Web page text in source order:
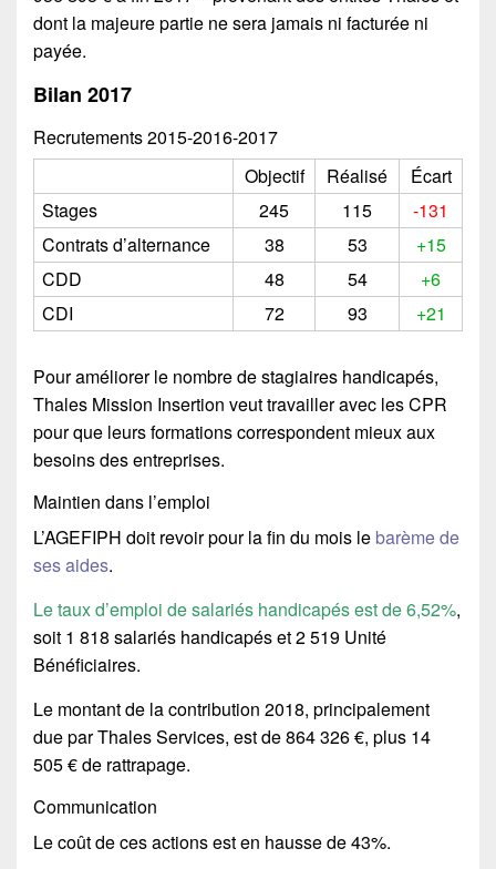
dont la majeure partie ne sera jamais ni facturée ni
payée.
Bilan 2017
Recrutements 2015-2016-2017
Objectif
Réalisé
Écart
Stages
245 115
-131
Contrats d’alternance
38 53
+15
CDD
48 54
+6
CDI
72 93 +21
Pour améliorer le nombre de stagiaires handicapés,
Thales Mission Insertion veut travailler avec les CPR
pour que leurs formations correspondent mieux aux
besoins des entreprises.
Maintien dans l’emploi
L’AGEFIPH doit revoir pour la fin du mois le barème de
ses aides.
Le taux d’emploi de salariés handicapés est de 6,52%,
soit 1 818 salariés handicapés et 2 519 Unité
Bénéficiaires.
Le montant de la contribution 2018, principalement
due par Thales Services, est de 864 326 €, plus 14
505 € de rattrapage.
Communication
Le coût de ces actions est en hausse de 43%.